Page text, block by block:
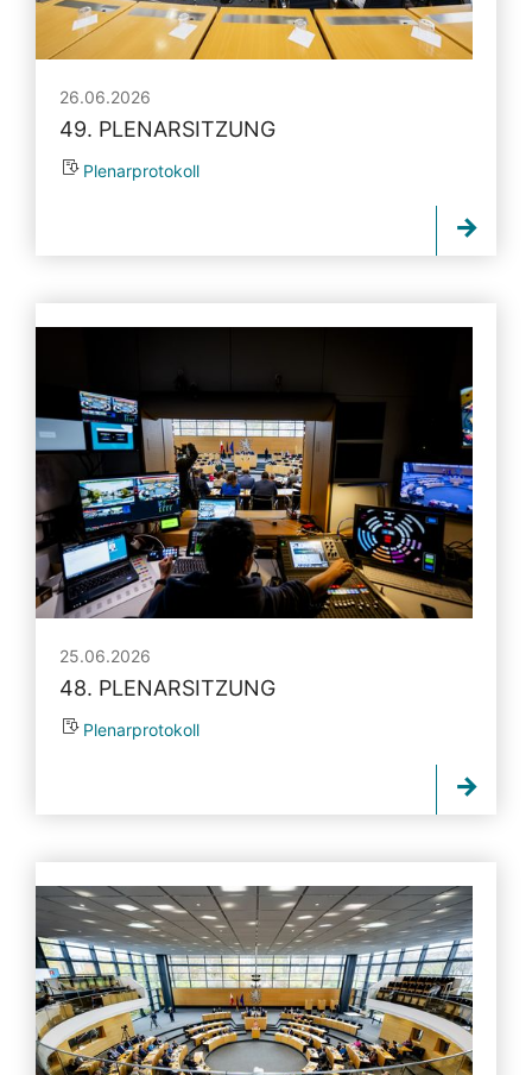
26.06.2026
49. PLENARSITZUNG
Plenarprotokoll
25.06.2026
48. PLENARSITZUNG
Plenarprotokoll